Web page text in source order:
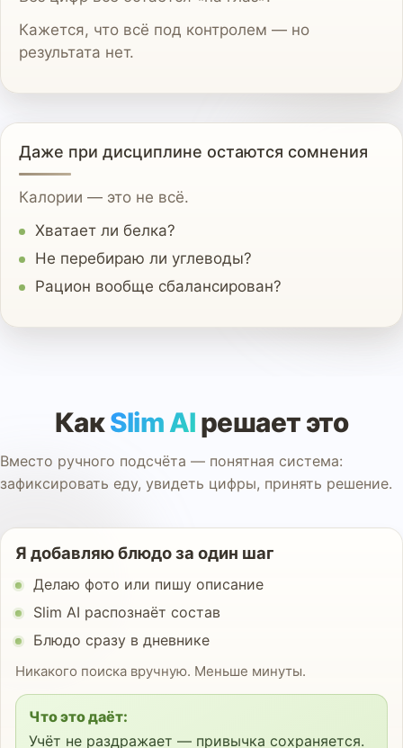
Кажется, что всё под контролем — но
результата нет.
Даже при дисциплине остаются сомнения
Калории — это не всё.
Хватает ли белка?
Не перебираю ли углеводы?
Рацион вообще сбалансирован?
КакSlim AIрешает это
Вместо ручного подсчёта — понятная система:
зафиксировать еду, увидеть цифры, принять решение.
Я добавляю блюдо за один шаг
Делаю фото или пишу описание
Slim AI распознаёт состав
Блюдо сразу в дневнике
Никакого поиска вручную. Меньше минуты.
Что это даёт:
Учёт не раздражает — привычка сохраняется.